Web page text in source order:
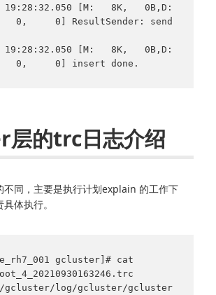
19:28:32.050 [M:   8K,   0B,D:
0,     0] ResultSender: send
19:28:32.050 [M:   8K,   0B,D:
0,     0] insert done.
的trc日志介绍
同，主要是执行计划explain 的工作下
体执行。
gcluster]# cat
gcluster/log/gcluster/gcluster